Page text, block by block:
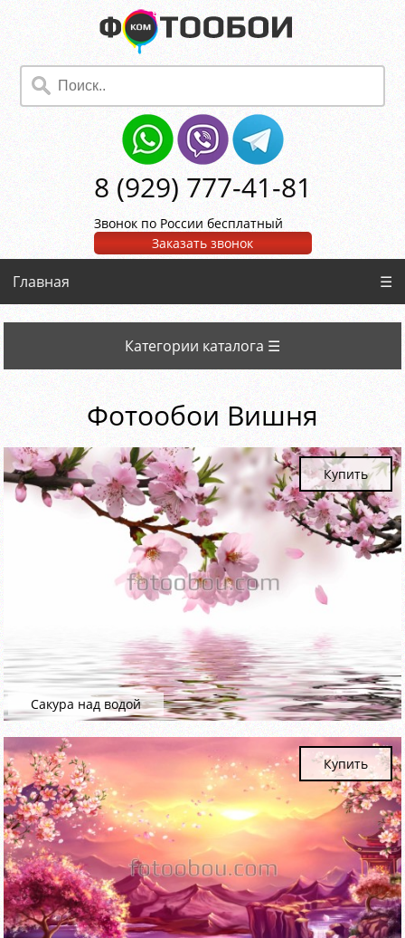
8 (929) 777-41-81
Звонок по России бесплатный
Заказать звонок
Главная ☰
Категории каталога ☰
Фотообои Вишня
Сакура над водой
Купить
Купить